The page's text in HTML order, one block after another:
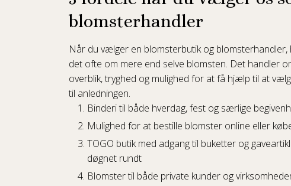
blomsterhandler
Når du vælger en blomsterbutik og blomsterhandler,
det ofte om mere end selve blomsten. Det handler
overblik, tryghed og mulighed for at få hjælp til at
til anledningen.
Binderi til både hverdag, fest og særlige
Mulighed for at bestille blomster online eller
TOGO butik med adgang til buketter og
døgnet rundt
Blomster til både private kunder og